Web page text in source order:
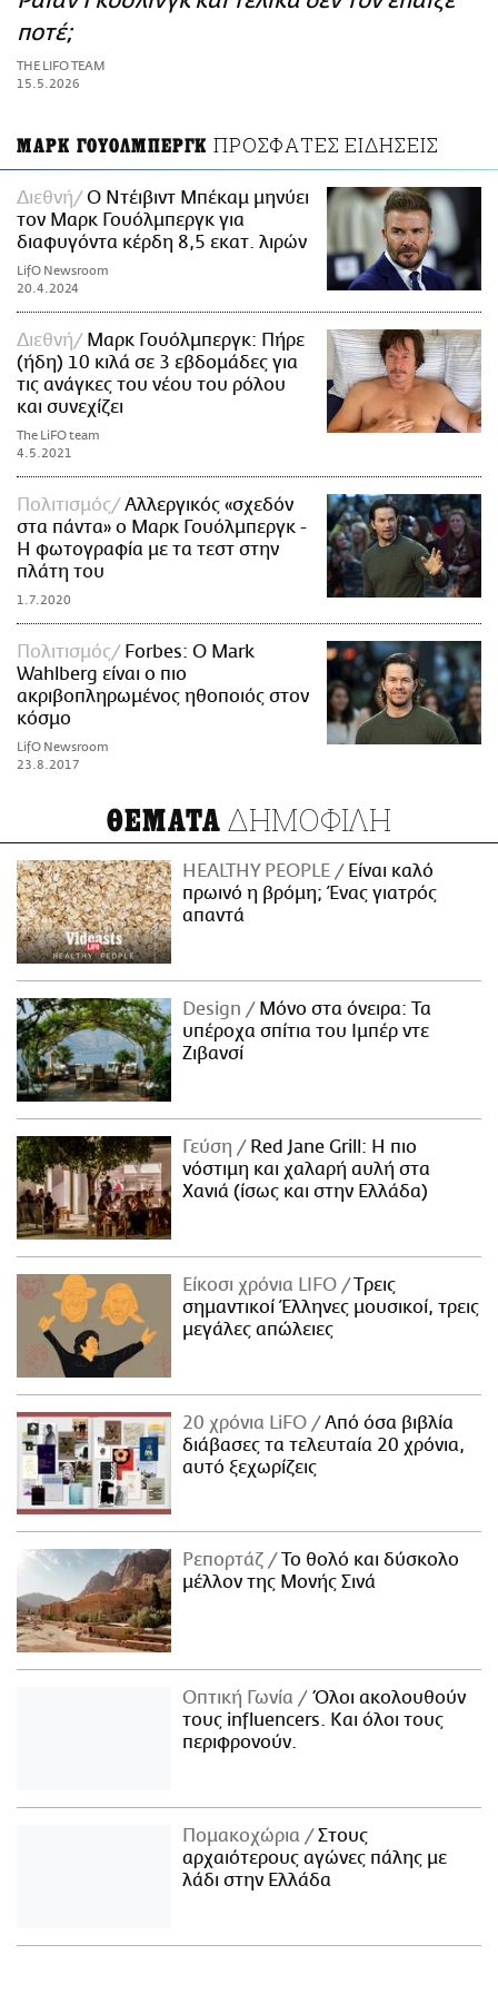
ΑΜΠΑ
PRINT
ποτέ;
THE LIFO TEAM
15.5.2026
ΜΑΡΚ ΓΟΥΟΛΜΠΕΡΓΚ ΠΡΟΣΦΑΤΕΣ ΕΙΔΗΣΕΙΣ
Διεθνή
Ο Ντέιβιντ Μπέκαμ μηνύει
τον Μαρκ Γουόλμπεργκ για
διαφυγόντα κέρδη 8,5 εκατ. λιρών
LifO Newsroom
20.4.2024
Διεθνή
Μαρκ Γουόλμπεργκ: Πήρε
(ήδη) 10 κιλά σε 3 εβδομάδες για
τις ανάγκες του νέου του ρόλου
και συνεχίζει
The LiFO team
4.5.2021
Πολιτισμός
Αλλεργικός «σχεδόν
στα πάντα» ο Μαρκ Γουόλμπεργκ -
Η φωτογραφία με τα τεστ στην
πλάτη του
1.7.2020
Πολιτισμός
Forbes: O Mark
Wahlberg είναι ο πιο
ακριβοπληρωμένος ηθοποιός στον
κόσμο
LifO Newsroom
23.8.2017
ΘΕΜΑΤΑ ΔΗΜΟΦΙΛΗ
HEALTHY PEOPLE
Είναι καλό
πρωινό η βρόμη; Ένας γιατρός
απαντά
Design
Μόνο στα όνειρα: Τα
υπέροχα σπίτια του Ιμπέρ ντε
Ζιβανσί
Γεύση
Red Jane Grill: Η πιο
νόστιμη και χαλαρή αυλή στα
Χανιά (ίσως και στην Ελλάδα)
Είκοσι χρόνια LIFO
Tρεις
σημαντικοί Έλληνες μουσικοί, τρεις
μεγάλες απώλειες
20 χρόνια LiFO
Από όσα βιβλία
διάβασες τα τελευταία 20 χρόνια,
αυτό ξεχωρίζεις
Ρεπορτάζ
Το θολό και δύσκολο
μέλλον της Μονής Σινά
Οπτική Γωνία
Όλοι ακολουθούν
τους influencers. Και όλοι τους
περιφρονούν.
Πομακοχώρια
Στους
αρχαιότερους αγώνες πάλης με
λάδι στην Ελλάδα